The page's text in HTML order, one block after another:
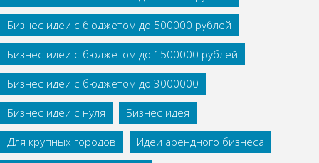
Бизнес идеи с бюджетом до 500000 рублей
Бизнес идеи с бюджетом до 1500000 рублей
Бизнес идеи с бюджетом до 3000000
Бизнес идеи с нуля
Бизнес идея
Для крупных городов
Идеи арендного бизнеса